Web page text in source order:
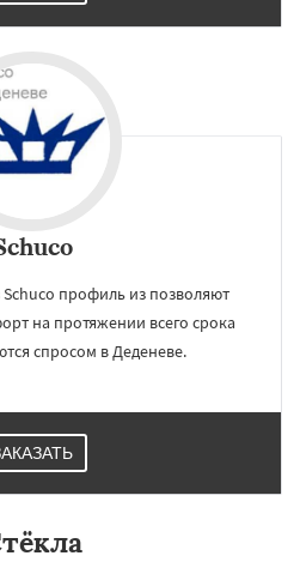
профиль из позволяют
на протяжении всего срока
спросом в Деденеве.